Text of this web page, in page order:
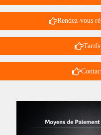
Rendez-vous
Tarifs